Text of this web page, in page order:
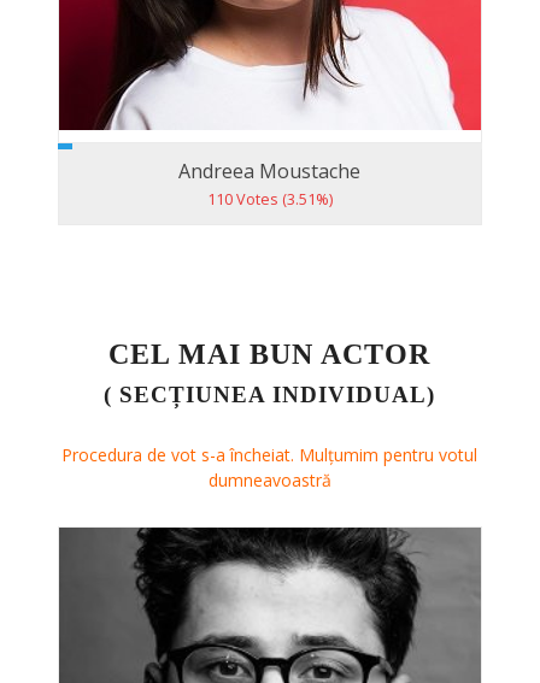
Andreea Moustache
110 Votes (3.51%)
CEL MAI BUN ACTOR
( SECȚIUNEA INDIVIDUAL)
Procedura de vot s-a încheiat. Mulțumim pentru votul
dumneavoastră